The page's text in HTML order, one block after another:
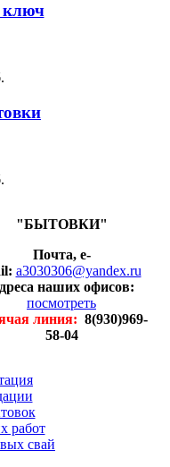
ключ
"БЫТОВКИ"
Почта, e-
a3030306@yandex.ru
наших офисов:
посмотреть
линия: 8(930)969-
58-04
работ
свай